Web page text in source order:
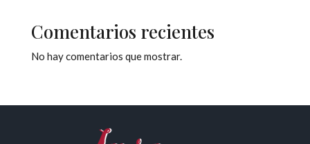
Comentarios recientes
No hay comentarios que mostrar.